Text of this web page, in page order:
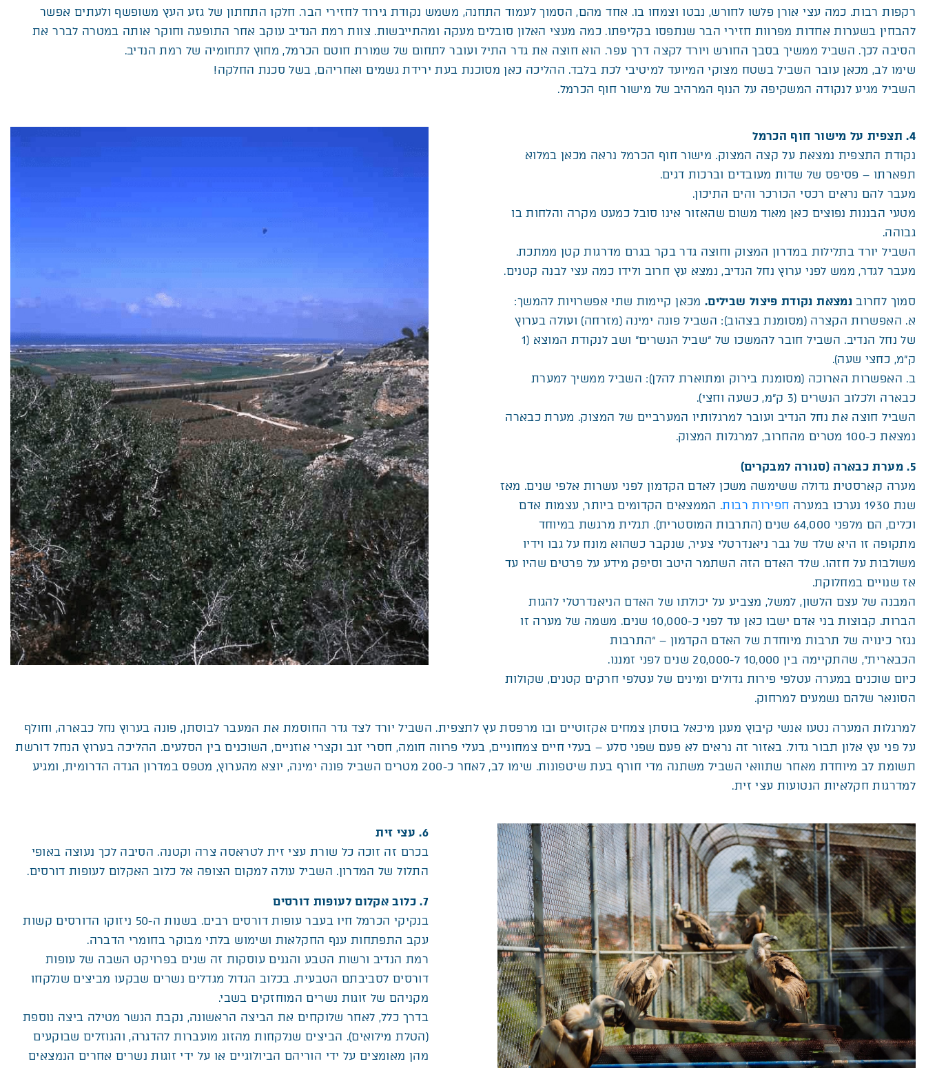
רקפות רבות. כמה עצי אורן פלשו לחורש, נבטו וצמחו בו. אחד מהם, הסמוך לעמוד התחנה, משמש נקודת גירוד לחזירי הבר. חלקו התחתון של גזע העץ משופשף ולעתים אפשר
להבחין בשערות אחדות מפרוות חזירי הבר שנתפסו בקליפתו. כמה מעצי האלון סובלים מעקה ומהתייבשות. צוות רמת הנדיב עוקב אחר התופעה וחוקר אותה במטרה לברר את
הסיבה לכך. השביל ממשיך בסבך החורש ויורד לקצה דרך עפר. הוא חוצה את גדר התיל ועובר לתחום של שמורת חוטם הכרמל, מחוץ לתחומיה של רמת הנדיב.
שימו לב, מכאן עובר השביל בשטח מצוקי המיועד למיטיבי לכת בלבד. ההליכה כאן מסוכנת בעת ירידת גשמים ואחריהם, בשל סכנת החלקה!
השביל מגיע לנקודה המשקיפה על הנוף המרהיב של מישור חוף הכרמל.
4. תצפית על מישור חוף הכרמל
נקודת התצפית נמצאת על קצה המצוק. מישור חוף הכרמל נראה מכאן במלוא
תפארתו – פסיפס של שדות מעובדים וברכות דגים.
מעבר להם נראים רכסי הכורכר והים התיכון.
מטעי הבננות נפוצים כאן מאוד משום שהאזור אינו סובל כמעט מקרה והלחות בו
גבוהה.
השביל יורד בתלילות במדרון המצוק וחוצה גדר בקר בגרם מדרגות קטן ממתכת.
מעבר לגדר, ממש לפני ערוץ נחל הנדיב, נמצא עץ חרוב ולידו כמה עצי לבנה קטנים.
סמוך לחרוב נמצאת נקודת פיצול שבילים. מכאן קיימות שתי אפשרויות להמשך:
א. האפשרות הקצרה (מסומנת בצהוב): השביל פונה ימינה (מזרחה) ועולה בערוץ
של נחל הנדיב. השביל חובר להמשכו של “שביל הנשרים” ושב לנקודת המוצא (1
ק”מ, כחצי שעה).
ב. האפשרות הארוכה (מסומנת בירוק ומתוארת להלן): השביל ממשיך למערת
כבארה ולכלוב הנשרים (3 ק”מ, כשעה וחצי).
השביל חוצה את נחל הנדיב ועובר למרגלותיו המערביים של המצוק. מערת כבארה
נמצאת כ-100 מטרים מהחרוב, למרגלות המצוק.
5. מערת כבארה (סגורה למבקרים)
מערה קארסטית גדולה ששימשה משכן לאדם הקדמון לפני עשרות אלפי שנים. מאז
שנת 1930 נערכו במערה
חפירות רבות. הממצאים הקדומים ביותר, עצמות אדם
וכלים, הם מלפני 64,000 שנים (התרבות המוסטרית). תגלית מרגשת במיוחד
מתקופה זו היא שלד של גבר ניאנדרטלי צעיר, שנקבר כשהוא מונח על גבו וידיו
משולבות על חזהו. שלד האדם הזה השתמר היטב וסיפק מידע על פרטים שהיו עד
אז שנויים במחלוקת.
המבנה של עצם הלשון, למשל, מצביע על יכולתו של האדם הניאנדרטלי להגות
הברות. קבוצות בני אדם ישבו כאן עד לפני כ-10,000 שנים. משמה של מערה זו
נגזר כינויה של תרבות מיוחדת של האדם הקדמון – “התרבות
הכבארית”, שהתקיימה בין 10,000 ל-20,000 שנים לפני זמננו.
כיום שוכנים במערה עטלפי פירות גדולים ומינים של עטלפי חרקים קטנים, שקולות
הסונאר שלהם נשמעים למרחוק.
למרגלות המערה נטעו אנשי קיבוץ מעגן מיכאל בוסתן צמחים אקזוטיים ובו מרפסת עץ לתצפית. השביל יורד לצד גדר החוסמת את המעבר לבוסתן, פונה בערוץ נחל כבארה, וחולף
על פני עץ אלון תבור גדול. באזור זה נראים לא פעם שפני סלע – בעלי חיים צמחוניים, בעלי פרווה חומה, חסרי זנב וקצרי אוזניים, השוכנים בין הסלעים. ההליכה בערוץ הנחל דורשת
תשומת לב מיוחדת מאחר שתוואי השביל משתנה מדי חורף בעת שיטפונות. שימו לב, לאחר כ-200 מטרים השביל פונה ימינה, יוצא מהערוץ, מטפס במדרון הגדה הדרומית, ומגיע
למדרגות חקלאיות הנטועות עצי זית.
6. עצי זית
בכרם זה זוכה כל שורת עצי זית לטראסה צרה וקטנה. הסיבה לכך נעוצה באופי
התלול של המדרון. השביל עולה למקום הצופה אל כלוב האקלום לעופות דורסים.
7. כלוב אקלום לעופות דורסים
בנקיקי הכרמל חיו בעבר עופות דורסים רבים. בשנות ה-50 ניזוקו הדורסים קשות
עקב התפתחות ענף החקלאות ושימוש בלתי מבוקר בחומרי הדברה.
רמת הנדיב ורשות הטבע והגנים עוסקות זה שנים בפרויקט השבה של עופות
דורסים לסביבתם הטבעית. בכלוב הגדול מגדלים נשרים שבקעו מביצים שנלקחו
מקִניהם של זוגות נשרים המוחזקים בשבי.
בדרך כלל, לאחר שלוקחים את הביצה הראשונה, נקבת הנשר מטילה ביצה נוספת
(הטלת מילואים). הביצים שנלקחות מהזוג מועברות להדגרה, והגוזלים שבוקעים
מהן מאומצים על ידי הוריהם הביולוגיים או על ידי זוגות נשרים אחרים הנמצאים